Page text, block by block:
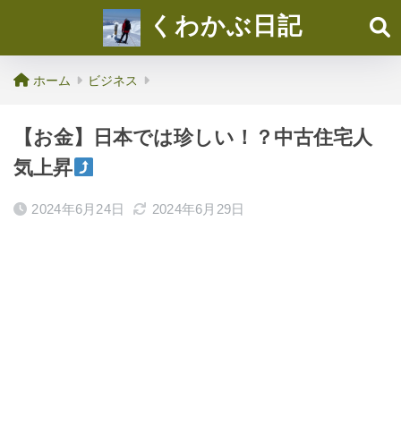
くわかぶ日記
ホーム ビジネス
【お金】日本では珍しい！？中古住宅人
気上昇
2024年6月24日 2024年6月29日